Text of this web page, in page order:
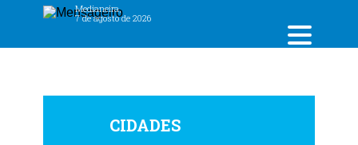
Medianeira,
7 de agosto de 2026
CIDADES